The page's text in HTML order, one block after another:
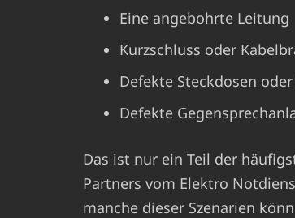
Eine angebohrte Leitung
Kurzschluss oder
Defekte Steckdosen
Defekte
Das ist nur ein Teil der
Partners vom Elektro
manche dieser Szenarien